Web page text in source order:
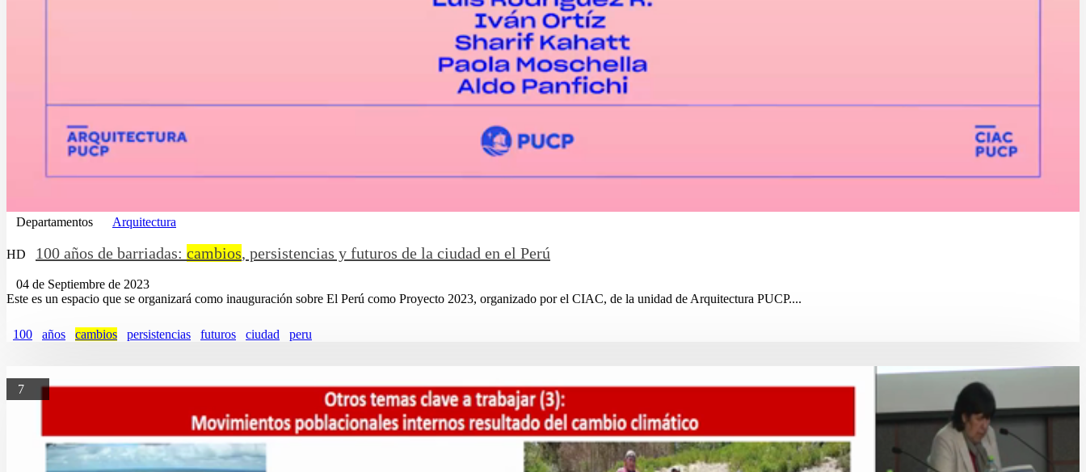
Departamentos Arquitectura
HD 100 años de barriadas: cambios, persistencias y futuros de la ciudad en el Perú
04 de Septiembre de 2023
Este es un espacio que se organizará como inauguración sobre El Perú como Proyecto 2023, organizado por el CIAC, de la unidad de Arquitectura PUCP....
100 años cambios persistencias futuros ciudad peru
7